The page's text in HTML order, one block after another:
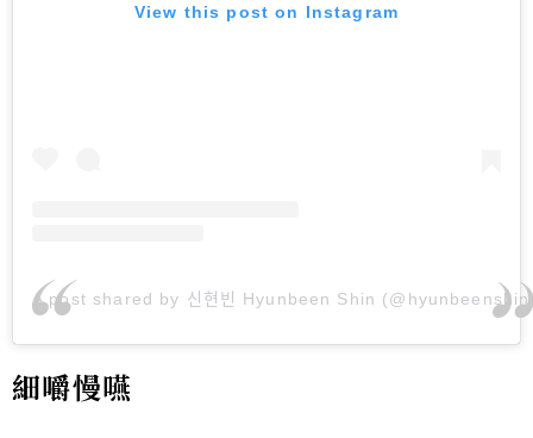
View this post on Instagram
A post shared by 신현빈 Hyunbeen Shin
細嚼慢嚥